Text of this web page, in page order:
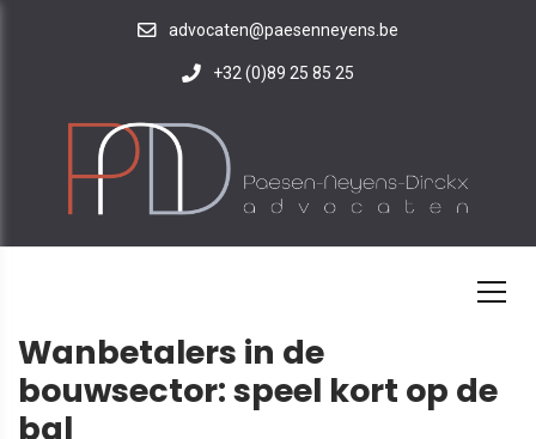
advocaten@paesenneyens.be
+32 (0)89 25 85 25
Wanbetalers in de
bouwsector: speel kort op de
bal